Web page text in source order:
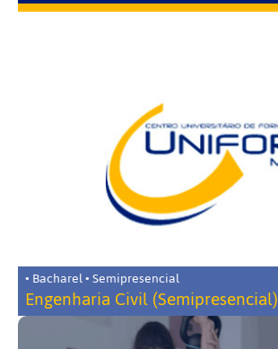
• Bacharel • Semipresencial
Engenharia Civil (Semipresencial)